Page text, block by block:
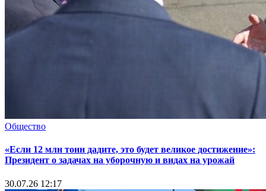
Общество
«Если 12 млн тонн дадите, это будет великое достижение»:
Президент о задачах на уборочную и видах на урожай
30.07.26 12:17